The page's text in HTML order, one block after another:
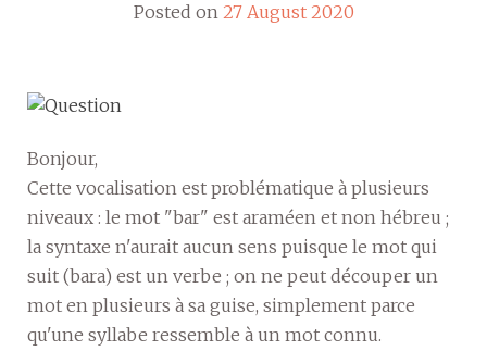
Posted on 27 August 2020
Bonjour,
Cette vocalisation est problématique à plusieurs
niveaux : le mot "bar" est araméen et non hébreu ;
la syntaxe n'aurait aucun sens puisque le mot qui
suit (bara) est un verbe ; on ne peut découper un
mot en plusieurs à sa guise, simplement parce
qu'une syllabe ressemble à un mot connu.